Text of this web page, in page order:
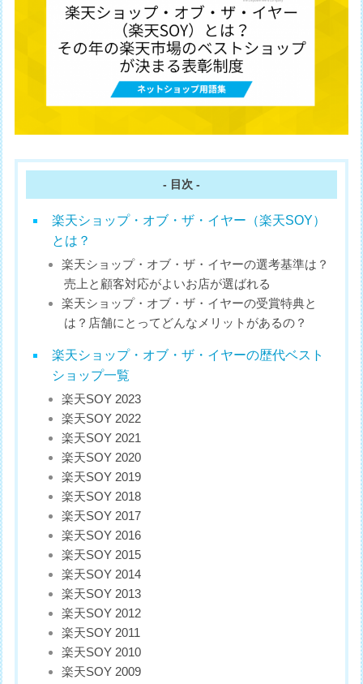
- 目次 -
楽天ショップ・オブ・ザ・イヤー（楽天SOY）
とは？
楽天ショップ・オブ・ザ・イヤーの選考基準は？
売上と顧客対応がよいお店が選ばれる
楽天ショップ・オブ・ザ・イヤーの受賞特典と
は？店舗にとってどんなメリットがあるの？
楽天ショップ・オブ・ザ・イヤーの歴代ベスト
ショップ一覧
楽天SOY 2023
楽天SOY 2022
楽天SOY 2021
楽天SOY 2020
楽天SOY 2019
楽天SOY 2018
楽天SOY 2017
楽天SOY 2016
楽天SOY 2015
楽天SOY 2014
楽天SOY 2013
楽天SOY 2012
楽天SOY 2011
楽天SOY 2010
楽天SOY 2009